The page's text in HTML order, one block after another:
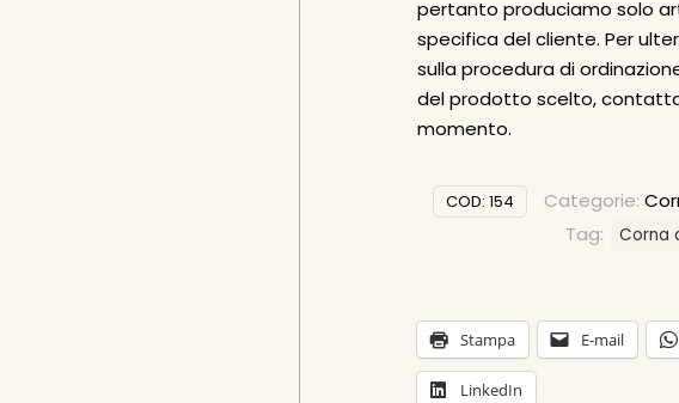
pertanto produciamo solo
specifica del cliente. Per
sulla procedura di
del prodotto scelto,
momento.
COD:154 Categorie:
Tag:
Corna
Stampa E-mail
LinkedIn